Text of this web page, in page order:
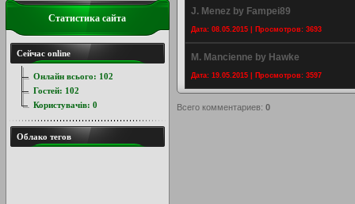
J. Menez by Fampei89
Дата: 08.05.2015 | Просмотров: 3693
M. Mancienne by Hawke
Дата: 19.05.2015 | Просмотров: 3597
Всего комментариев: 0
Статистика сайта
Сейчас online
Онлайн всього: 102
Гостей: 102
Користувачів: 0
Облако тегов